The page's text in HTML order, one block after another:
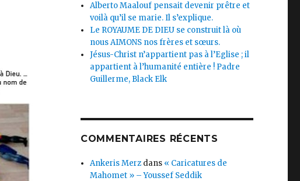
Alberto Maalouf pensait devenir prêtre et
voilà qu’il se marie. Il s’explique.
Le ROYAUME DE DIEU se construit là où
nous AIMONS nos frères et sœurs.
Jésus-Christ n’appartient pas à l’Eglise ; il
appartient à l’humanité entière ! Padre
Guillerme, Black Elk
COMMENTAIRES RÉCENTS
Ankeris Merz dans « Caricatures de
Mahomet » – Youssef Seddik